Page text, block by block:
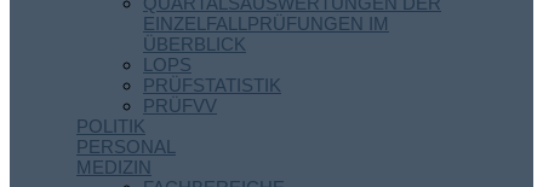
EINZELFALLPRÜFUNGEN IM
ÜBERBLICK
LOPS
PRÜFSTATISTIK
PRÜFVV
POLITIK
PERSONAL
MEDIZIN